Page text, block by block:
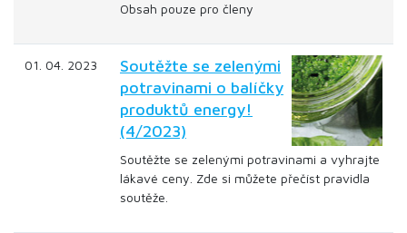
Obsah pouze pro členy
01. 04. 2023
Soutěžte se zelenými
potravinami o balíčky
produktů energy!
(4/2023)
Soutěžte se zelenými potravinami a vyhrajte
lákavé ceny. Zde si můžete přečíst pravidla
soutěže.